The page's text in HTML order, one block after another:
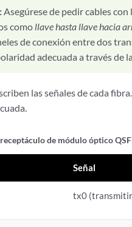
Asegúrese de pedir cables
como llave hasta llave hacia
de conexión entre dos
adecuada a través de
las señales de cada fibra.
de módulo óptico
Señal
tx0